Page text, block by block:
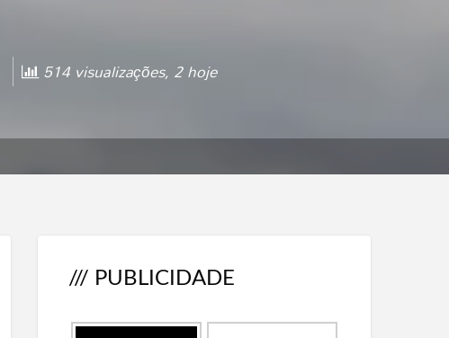
514 visualizações, 2 hoje
/// PUBLICIDADE